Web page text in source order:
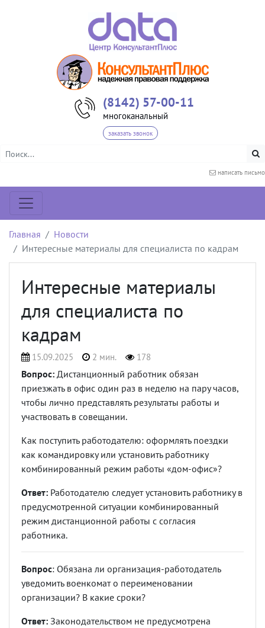
(8142) 57-00-11
многоканальный
заказать звонок
написать письмо
Главная
Новости
Интересные материалы для специалиста по кадрам
Интересные материалы
для специалиста по
кадрам
15.09.2025 2 мин. 178
Вопрос: Дистанционный работник обязан
приезжать в офис один раз в неделю на пару часов,
чтобы лично представлять результаты работы и
участвовать в совещании.
Как поступить работодателю: оформлять поездки
как командировку или установить работнику
комбинированный режим работы «дом-офис»?
Ответ: Работодателю следует установить работнику в
предусмотренной ситуации комбинированный
режим дистанционной работы с согласия
работника.
Вопрос: Обязана ли организация-работодатель
уведомить военкомат о переименовании
организации? В какие сроки?
Ответ: Законодательством не предусмотрена